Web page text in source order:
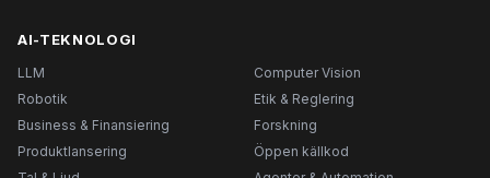
AI-TEKNOLOGI
LLM
Computer Vision
Robotik
Etik & Reglering
Business & Finansiering
Forskning
Produktlansering
Öppen källkod